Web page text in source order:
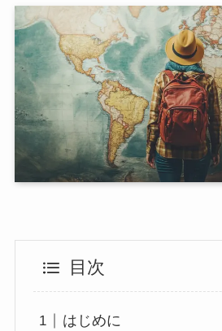
目次
はじめに